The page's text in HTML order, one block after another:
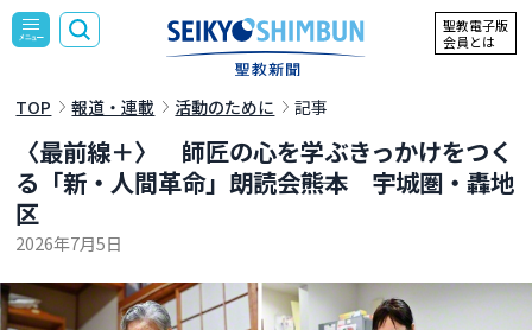
聖教電子版
会員とは
TOP 報道・連載 活動のために 記事
〈最前線＋〉 師匠の心を学ぶきっかけをつく
る「新・人間革命」朗読会――熊本 宇城圏・轟地
区
2026年7月5日